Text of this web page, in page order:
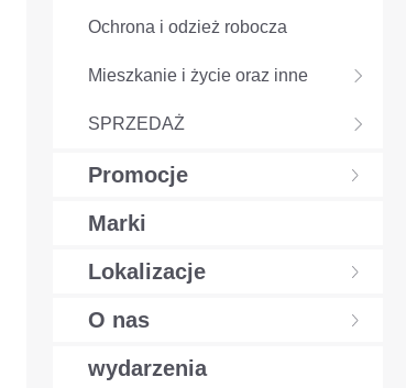
Ochrona i odzież robocza
Mieszkanie i życie oraz inne
SPRZEDAŻ
Promocje
Marki
Lokalizacje
O nas
wydarzenia